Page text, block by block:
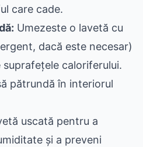
care cade.
Umezeste o lavetă cu
dacă este necesar)
caloriferului.
pătrundă în interiorul
uscată pentru a
și a preveni